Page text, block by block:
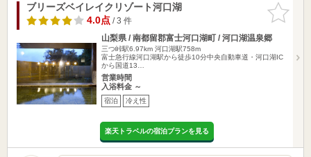
お気に入
りに追加
ブリーズベイレイクリゾート河口湖
4.0点/ 3 件
山梨県 / 南都留郡富士河口湖町 / 河口湖温泉郷
三つ峠駅6.97km 河口湖駅758m
富士急行線河口湖駅から徒歩10分中央自動車道・河口湖IC
から国道13…
営業時間
入浴料金 ～
宿泊 冷え性
楽天トラベルの宿泊プランを見る